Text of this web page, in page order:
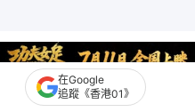
在Google
追蹤《香港01》